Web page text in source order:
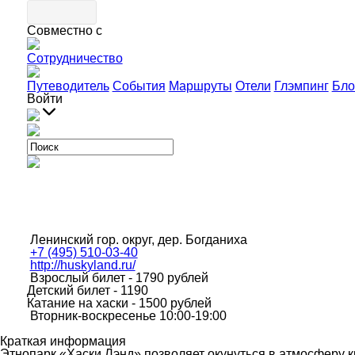
Совместно с
Сотрудничество
Путеводитель События Маршруты Отели Глэмпинг
Войти
Ленинский гор. округ, дер. Богданиха
+7 (495) 510-03-40
http://huskyland.ru/
Взрослый билет - 1790 рублей
Детский билет - 1190
Катание на хаски - 1500 рублей
Вторник-воскресенье 10:00-19:00
Краткая информация